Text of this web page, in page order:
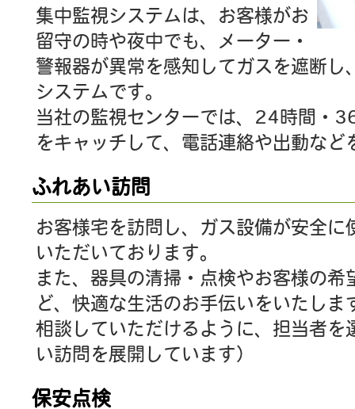
集中監視システムは、お客様がお
留守の時や夜中でも、メーター・
警報器が異常を感知してガスを遮断し
システムです。
当社の監視センターでは、24時間・
をキャッチして、電話連絡や出動など
ふれあい訪問
お客様宅を訪問し、ガス設備が安全に
いただいております。
また、器具の清掃・点検やお客様の希
ど、快適な生活のお手伝いをいたし
相談していただけるように、担当者を
い訪問を展開しています）
保安点検